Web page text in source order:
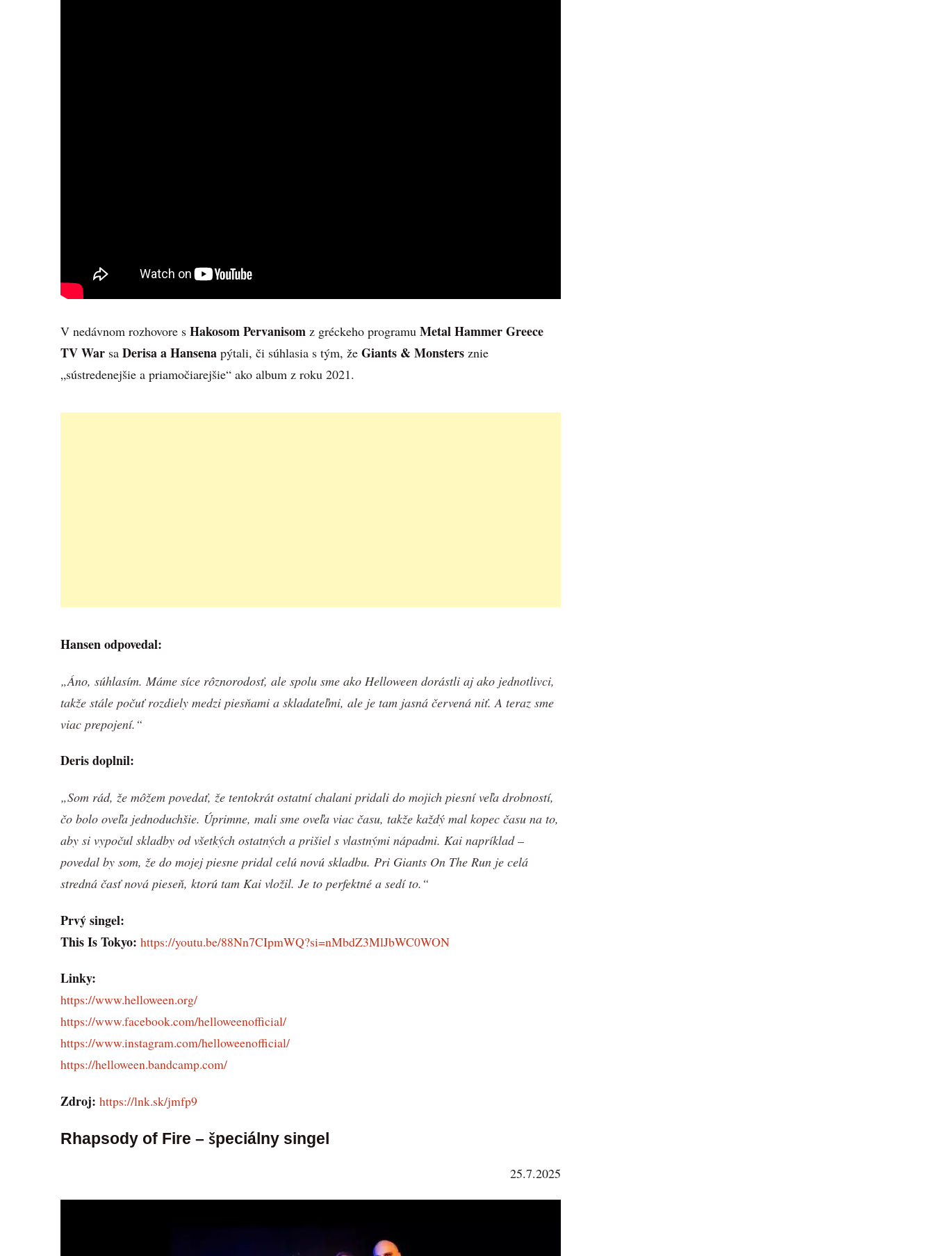
V nedávnom rozhovore s Hakosom Pervanisom z gréckeho programu Metal Hammer Greece
TV War sa Derisa a Hansena pýtali, či súhlasia s tým, že Giants & Monsters znie
„sústredenejšie a priamočiarejšie“ ako album z roku 2021.
Hansen odpovedal:
„Áno, súhlasím. Máme síce rôznorodosť, ale spolu sme ako Helloween dorástli aj ako jednotlivci,
takže stále počuť rozdiely medzi piesňami a skladateľmi, ale je tam jasná červená niť. A teraz sme
viac prepojení.“
Deris doplnil:
„Som rád, že môžem povedať, že tentokrát ostatní chalani pridali do mojich piesní veľa drobností,
čo bolo oveľa jednoduchšie. Úprimne, mali sme oveľa viac času, takže každý mal kopec času na to,
aby si vypočul skladby od všetkých ostatných a prišiel s vlastnými nápadmi. Kai napríklad –
povedal by som, že do mojej piesne pridal celú novú skladbu. Pri Giants On The Run je celá
stredná časť nová pieseň, ktorú tam Kai vložil. Je to perfektné a sedí to.“
Prvý singel:
This Is Tokyo: https://youtu.be/88Nn7CIpmWQ?si=nMbdZ3MlJbWC0WON
Linky:
https://www.helloween.org/
https://www.facebook.com/helloweenofficial/
https://www.instagram.com/helloweenofficial/
https://helloween.bandcamp.com/
Zdroj: https://lnk.sk/jmfp9
Rhapsody of Fire – špeciálny singel
25.7.2025